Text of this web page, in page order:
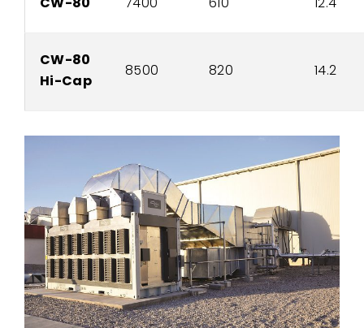
CW-80
Hi-Cap
8500 820 14.2